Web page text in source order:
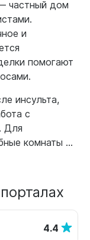
частный дом
и
помогают
инсульта,
с
Для
комнаты ...
4.4